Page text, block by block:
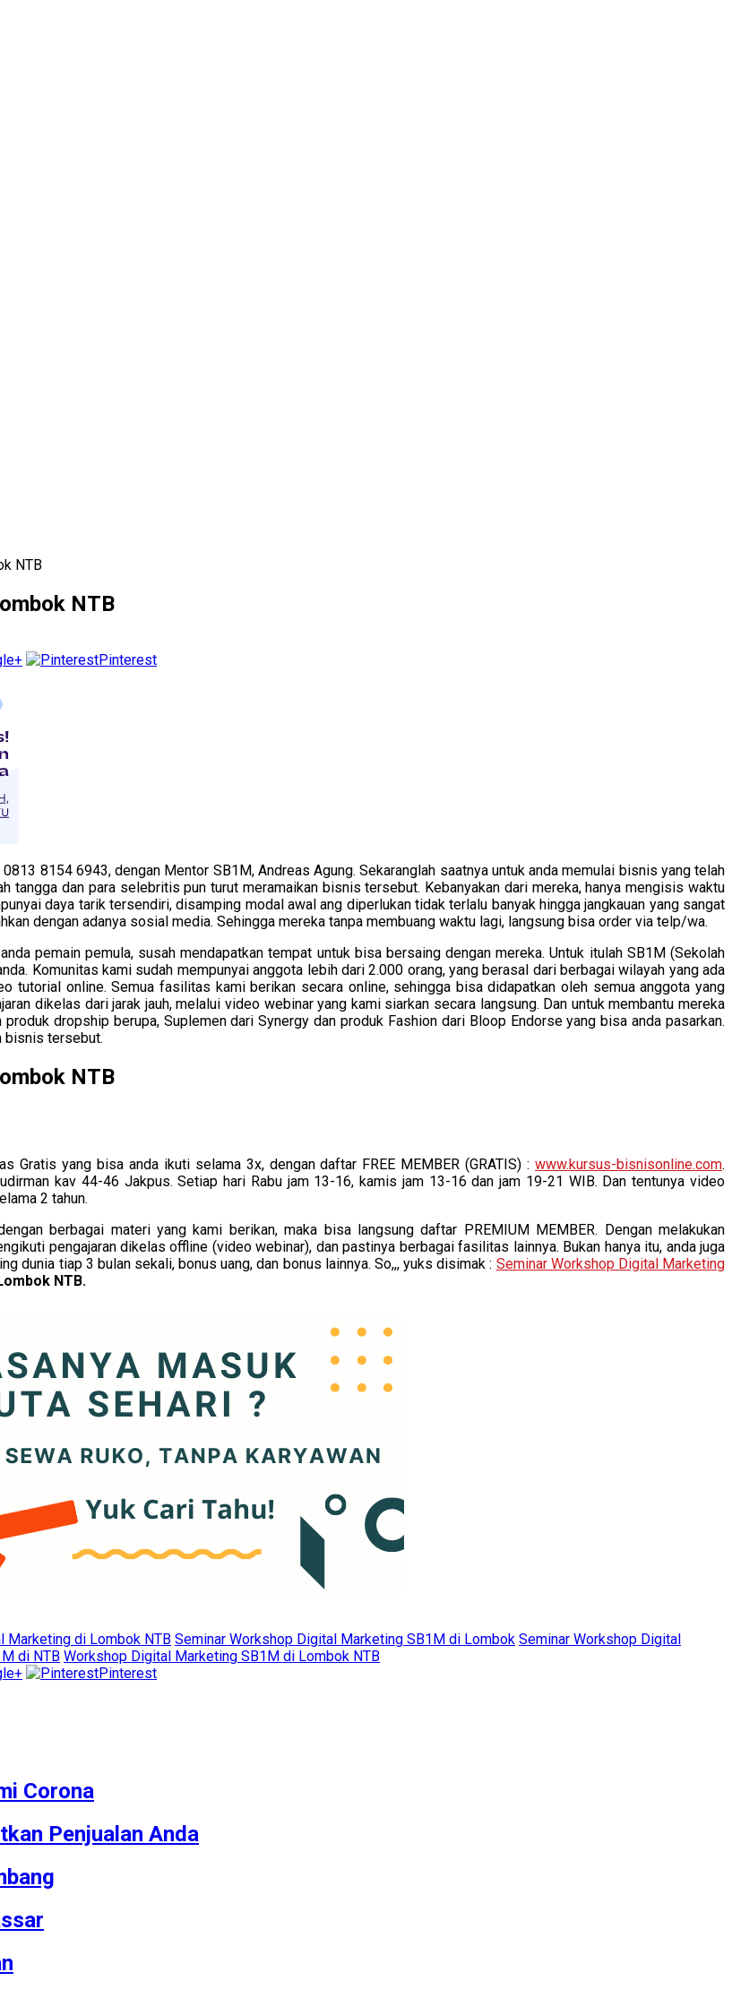
NTB
NTB
Pinterest
0813 8154 6943, dengan Mentor SB1M, Andreas Agung. Sekaranglah saatnya untuk anda memulai bisnis yang telah
tangga dan para selebritis pun turut meramaikan bisnis tersebut. Kebanyakan dari mereka, hanya mengisis waktu
daya tarik tersendiri, disamping modal awal ang diperlukan tidak terlalu banyak hingga jangkauan yang sangat
dengan adanya sosial media. Sehingga mereka tanpa membuang waktu lagi, langsung bisa order via telp/wa.
pemain pemula, susah mendapatkan tempat untuk bisa bersaing dengan mereka. Untuk itulah SB1M (Sekolah
Komunitas kami sudah mempunyai anggota lebih dari 2.000 orang, yang berasal dari berbagai wilayah yang ada
tutorial online. Semua fasilitas kami berikan secara online, sehingga bisa didapatkan oleh semua anggota yang
dikelas dari jarak jauh, melalui video webinar yang kami siarkan secara langsung. Dan untuk membantu mereka
dropship berupa, Suplemen dari Synergy dan produk Fashion dari Bloop Endorse yang bisa anda pasarkan.
bisnis tersebut.
NTB
Gratis yang bisa anda ikuti selama 3x, dengan daftar FREE MEMBER (GRATIS) : www.kursus-bisnisonline.com.
kav 44-46 Jakpus. Setiap hari Rabu jam 13-16, kamis jam 13-16 dan jam 19-21 WIB. Dan tentunya video
2 tahun.
berbagai materi yang kami berikan, maka bisa langsung daftar PREMIUM MEMBER. Dengan melakukan
pengajaran dikelas offline (video webinar), dan pastinya berbagai fasilitas lainnya. Bukan hanya itu, anda juga
dunia tiap 3 bulan sekali, bonus uang, dan bonus lainnya. So,,, yuks disimak : Seminar Workshop Digital Marketing
NTB.
Marketing di Lombok NTB Seminar Workshop Digital Marketing SB1M di Lombok Seminar Workshop Digital
di NTB Workshop Digital Marketing SB1M di Lombok NTB
Pinterest
Corona
Penjualan Anda